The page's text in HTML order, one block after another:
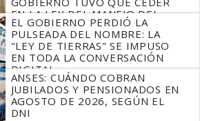
EN LA LEY DEL MANEJO DEL
FUEGO
EL GOBIERNO PERDIÓ LA
PULSEADA DEL NOMBRE: LA
"LEY DE TIERRAS" SE IMPUSO
EN TODA LA CONVERSACIÓN
DIGITAL
ANSES: CUÁNDO COBRAN
JUBILADOS Y PENSIONADOS EN
AGOSTO DE 2026, SEGÚN EL
DNI